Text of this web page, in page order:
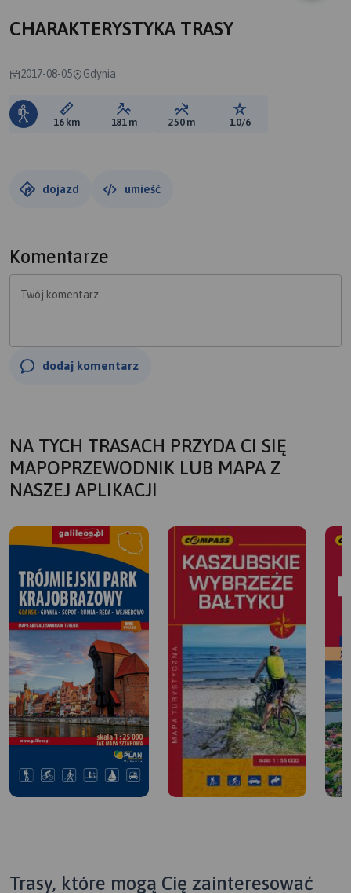
CHARAKTERYSTYKA TRASY
2017-08-05 Gdynia
Długość trasy:
16 km Suma przewyższeń:
181 m Suma spadków:
250 m Ocena trasy:
1.0/6
dojazd umieść
Komentarze
Twój komentarz
dodaj komentarz
NA TYCH TRASACH PRZYDA CI SIĘ
MAPOPRZEWODNIK LUB MAPA Z
NASZEJ APLIKACJI
Trasy, które mogą Cię zainteresować